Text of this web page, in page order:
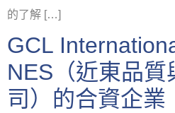
的了解 […]
GCL
NES（近東品質
司）的合資企業